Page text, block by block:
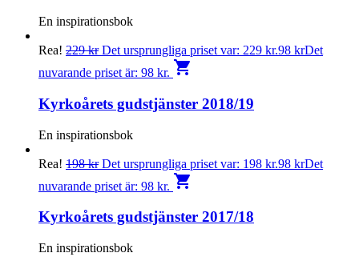
En inspirationsbok
Rea! 229kr Det ursprungliga priset var: 229 kr.98 krDet
nuvarande priset är: 98 kr. shopping_cart
Kyrkoårets gudstjänster 2018/19
En inspirationsbok
Rea! 198kr Det ursprungliga priset var: 198 kr.98 krDet
nuvarande priset är: 98 kr. shopping_cart
Kyrkoårets gudstjänster 2017/18
En inspirationsbok